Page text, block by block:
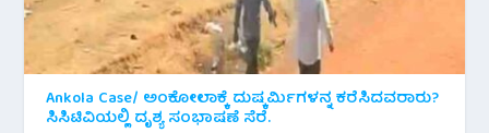
Ankola Case/ ಅಂಕೋಲಾಕ್ಕೆ ದುಷ್ಕರ್ಮಿಗಳನ್ನ ಕರೆಸಿದವರಾರು?
ಸಿಸಿಟಿವಿಯಲ್ಲಿ ದೃಶ್ಯ ಸಂಭಾಷಣೆ ಸೆರೆ.